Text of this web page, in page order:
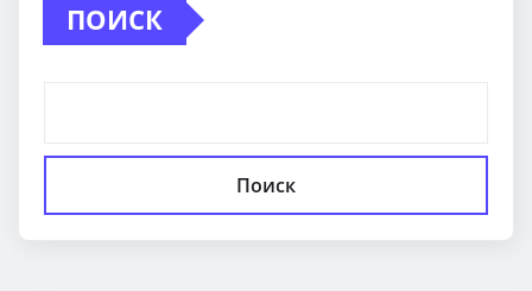
ПОИСК
Поиск